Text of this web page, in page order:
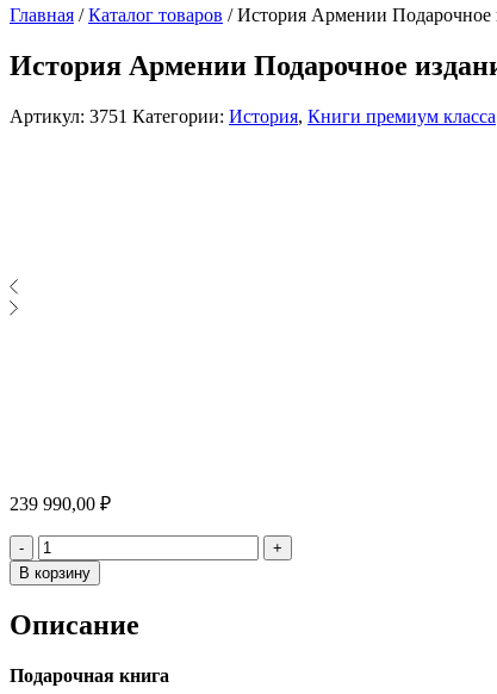
Главная /Каталог товаров /История Армении Подарочное
История Армении Подарочное
Артикул: 3751 Категории: История, Книги премиум класса
239 990,00 ₽
- Количество
+
В корзину
Описание
Подарочная книга